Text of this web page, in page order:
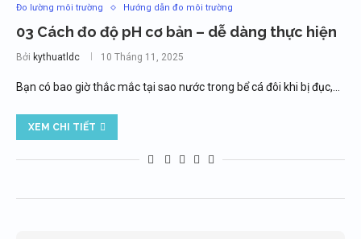
Đo lường môi trường Hướng dẫn đo môi trường
03 Cách đo độ pH cơ bản – dễ dàng thực hiện
Bởi kythuatldc 10 Tháng 11, 2025
Bạn có bao giờ thắc mắc tại sao nước trong bể cá đôi khi bị đục,…
XEM CHI TIẾT